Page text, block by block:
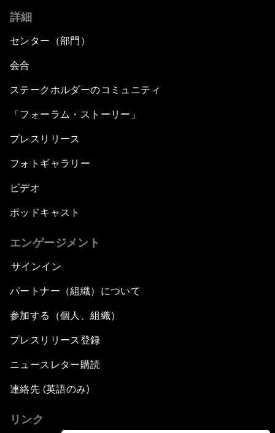
詳細
センター（部門）
会合
ステークホルダーのコミュニティ
「フォーラム・ストーリー」
プレスリリース
フォトギャラリー
ビデオ
ポッドキャスト
エンゲージメント
サインイン
パートナー（組織）について
参加する（個人、組織）
プレスリリース登録
ニュースレター購読
連絡先 (英語のみ)
リンク